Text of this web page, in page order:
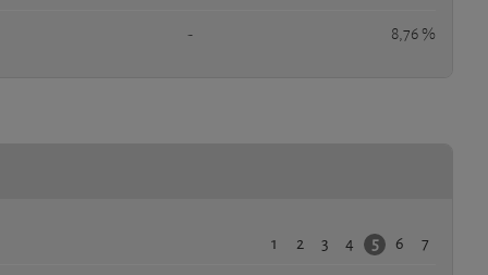
- 8,76 %
1 2 3 4 5 6 7